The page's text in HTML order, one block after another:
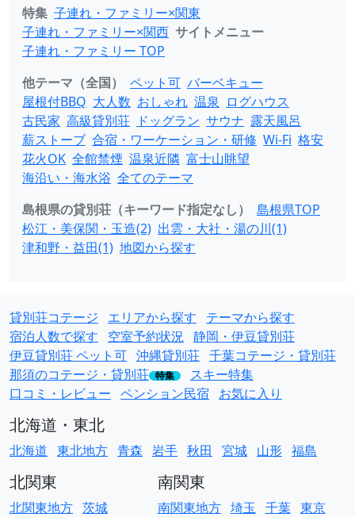
特集 子連れ・ファミリー×関東
子連れ・ファミリー×関西 サイトメニュー
子連れ・ファミリー TOP
他テーマ（全国）
ペット可 バーベキュー
屋根付BBQ 大人数 おしゃれ 温泉 ログハウス
古民家 高級貸別荘 ドッグラン サウナ 露天風呂
薪ストーブ 合宿・ワーケーション・研修 Wi-Fi 格安
花火OK 全館禁煙 温泉近隣 富士山眺望
海沿い・海水浴 全てのテーマ
島根県の貸別荘（キーワード指定なし）
島根県TOP
松江・美保関・玉造(2) 出雲・大社・湯の川(1)
津和野・益田(1) 地図から探す
貸別荘コテージ エリアから探す
テーマから探す
宿泊人数で探す
空室予約状況 静岡・伊豆貸別荘
伊豆貸別荘 ペット可 沖縄貸別荘 千葉コテージ・貸別荘
那須のコテージ・貸別荘 特集
スキー特集
口コミ・レビュー ペンション民宿 お気に入り
北海道・東北
北海道 東北地方 青森 岩手 秋田 宮城 山形 福島
北関東
北関東地方 茨城
南関東
南関東地方 埼玉 千葉 東京